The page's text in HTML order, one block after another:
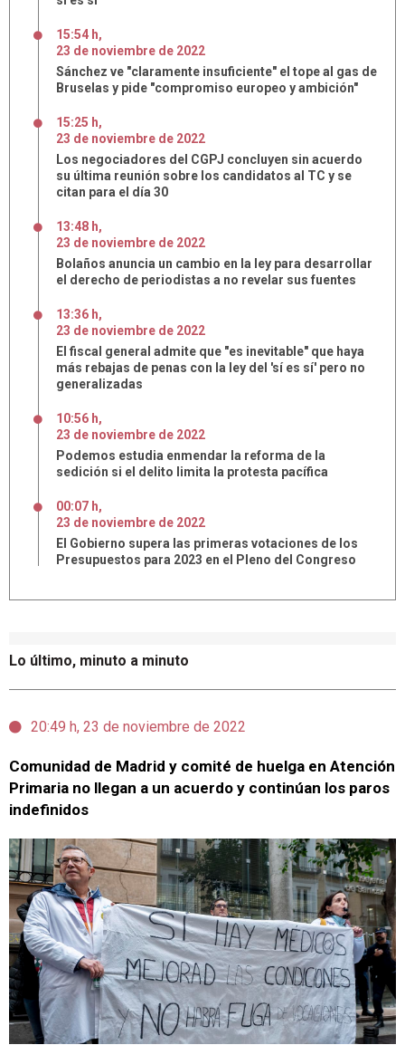
Lo último, minuto a minuto
20:49 h, 23 de noviembre de 2022
Comunidad de Madrid y comité de huelga en Atención
Primaria no llegan a un acuerdo y continúan los paros
indefinidos
15:54 h,
23 de noviembre de 2022
Sánchez ve "claramente insuficiente" el tope al gas de
Bruselas y pide "compromiso europeo y ambición"
15:25 h,
23 de noviembre de 2022
Los negociadores del CGPJ concluyen sin acuerdo
su última reunión sobre los candidatos al TC y se
citan para el día 30
13:48 h,
23 de noviembre de 2022
Bolaños anuncia un cambio en la ley para desarrollar
el derecho de periodistas a no revelar sus fuentes
13:36 h,
23 de noviembre de 2022
El fiscal general admite que "es inevitable" que haya
más rebajas de penas con la ley del 'sí es sí' pero no
generalizadas
10:56 h,
23 de noviembre de 2022
Podemos estudia enmendar la reforma de la
sedición si el delito limita la protesta pacífica
00:07 h,
23 de noviembre de 2022
El Gobierno supera las primeras votaciones de los
Presupuestos para 2023 en el Pleno del Congreso